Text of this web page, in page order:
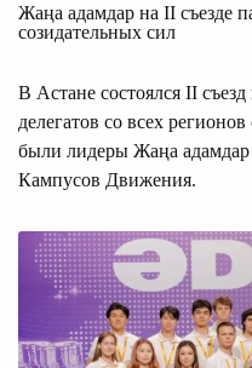
Жаңа адамдар на II съезде
созидательных сил
В Астане состоялся II
делегатов со всех
были лидеры Жаңа адамдар
Кампусов Движения.